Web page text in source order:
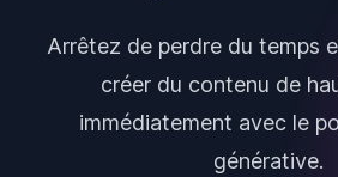
Arrêtez de perdre du temps
créer du contenu de
immédiatement avec le
générative.